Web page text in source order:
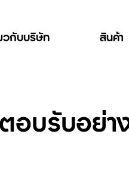
วกับบริษัท สินค้า
อบรับอย่า